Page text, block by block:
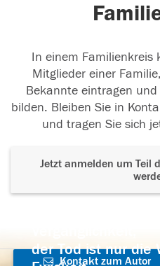
In einem Familienkreis
Mitglieder einer
Bekannte eintragen
bilden. Bleiben Sie in
und tragen Sie sich
Jetzt anmelden um Teil
der Tod ist nur die
Kontakt zum Autor